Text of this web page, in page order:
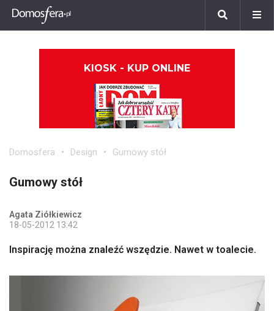
KIOSK - KUP ONLINE
Domosfera Design Gumowy stół
Gumowy stół
Agata Ziółkiewicz
18-05-2012 13:42
Inspirację można znaleźć wszędzie. Nawet w toalecie.